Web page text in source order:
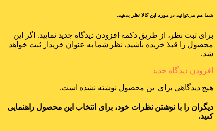
شما هم می‌توانید در مورد این کالا نظر بدهید.
برای ثبت نظر، از طریق دکمه افزودن دیدگاه جدید نمایید. اگر این
محصول را قبلا خریده باشید، نظر شما به عنوان خریدار ثبت خواهد
شد.
افزودن دیدگاه جدید
هیچ دیدگاهی برای این محصول نوشته نشده است.
دیگران را با نوشتن نظرات خود، برای انتخاب این محصول راهنمایی
کنید.